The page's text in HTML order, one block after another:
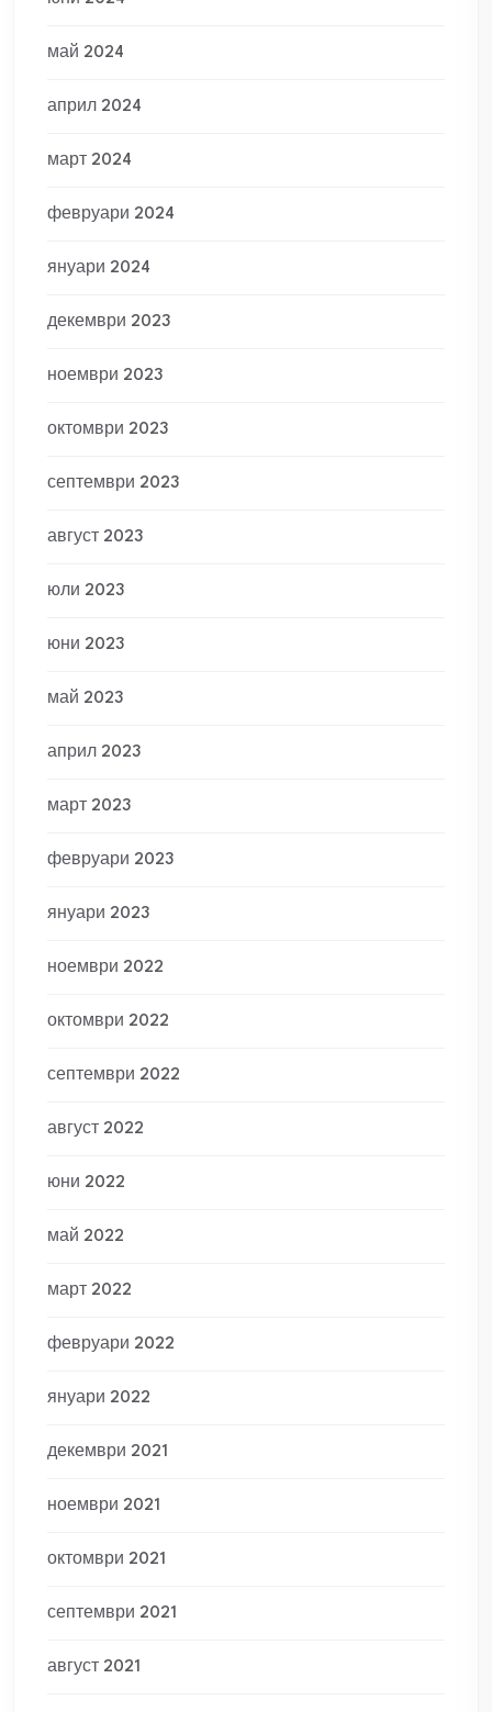
май 2024
април 2024
март 2024
февруари 2024
януари 2024
декември 2023
ноември 2023
октомври 2023
септември 2023
август 2023
юли 2023
юни 2023
май 2023
април 2023
март 2023
февруари 2023
януари 2023
ноември 2022
октомври 2022
септември 2022
август 2022
юни 2022
май 2022
март 2022
февруари 2022
януари 2022
декември 2021
ноември 2021
октомври 2021
септември 2021
август 2021